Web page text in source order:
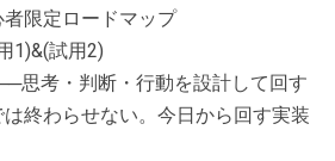
限定ロードマップ
1)&(試用2)
思考・判断・行動を設計して回す
終わらせない。今日から回す実装